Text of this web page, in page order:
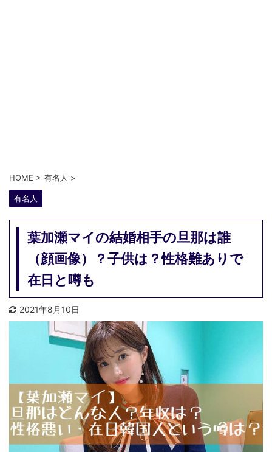
HOME > 有名人 >
有名人
葉加瀬マイの結婚相手の旦那は誰
（顔画像）？子供は？性格難ありで
在日と噂も
2021年8月10日